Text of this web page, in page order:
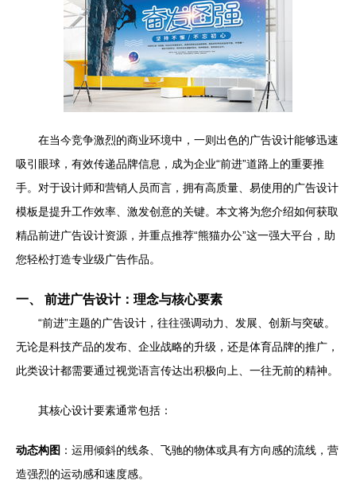
在当今竞争激烈的商业环境中，一则出色的广告设计能够迅速
吸引眼球，有效传递品牌信息，成为企业“前进”道路上的重要推
手。对于设计师和营销人员而言，拥有高质量、易使用的广告设计
模板是提升工作效率、激发创意的关键。本文将为您介绍如何获取
精品前进广告设计资源，并重点推荐“熊猫办公”这一强大平台，助
您轻松打造专业级广告作品。
一、 前进广告设计：理念与核心要素
“前进”主题的广告设计，往往强调动力、发展、创新与突破。
无论是科技产品的发布、企业战略的升级，还是体育品牌的推广，
此类设计都需要通过视觉语言传达出积极向上、一往无前的精神。
其核心设计要素通常包括：
动态构图 ：运用倾斜的线条、飞驰的物体或具有方向感的流线，营
造强烈的运动感和速度感。